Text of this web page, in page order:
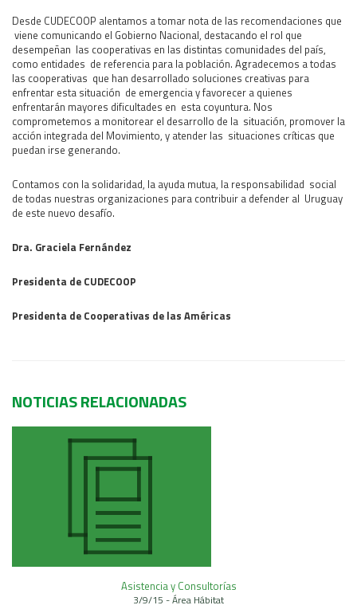
Recursos Digitales
PUBLICACIONES
ENLACES
CONTACTO
Desde CUDECOOP alentamos a tomar nota de las recomendaciones que
viene comunicando el Gobierno Nacional, destacando el rol que
desempeñan las cooperativas en las distintas comunidades del país,
como entidades de referencia para la población. Agradecemos a todas
las cooperativas que han desarrollado soluciones creativas para
enfrentar esta situación de emergencia y favorecer a quienes
enfrentarán mayores dificultades en esta coyuntura. Nos
comprometemos a monitorear el desarrollo de la situación, promover la
acción integrada del Movimiento, y atender las situaciones críticas que
puedan irse generando.
Contamos con la solidaridad, la ayuda mutua, la responsabilidad social
de todas nuestras organizaciones para contribuir a defender al Uruguay
de este nuevo desafío.
Dra. Graciela Fernández
Presidenta de CUDECOOP
Presidenta de Cooperativas de las Américas
NOTICIAS RELACIONADAS
Asistencia y Consultorías
3/9/15 - Área Hábitat